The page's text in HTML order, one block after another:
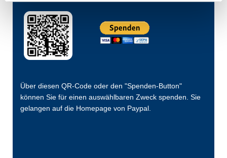
Über diesen QR-Code oder den "Spenden-Button"
können Sie für einen auswählbaren Zweck spenden. Sie
gelangen auf die Homepage von Paypal.